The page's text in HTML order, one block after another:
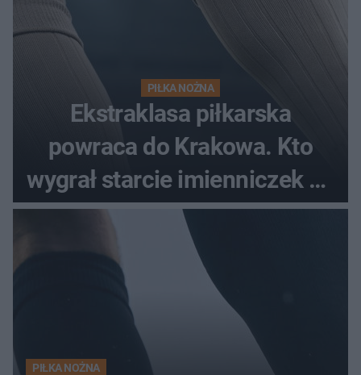
PIŁKA NOŻNA
Ekstraklasa piłkarska
powraca do Krakowa. Kto
wygrał starcie imienniczek na
pełnym stadionie
PIŁKA NOŻNA